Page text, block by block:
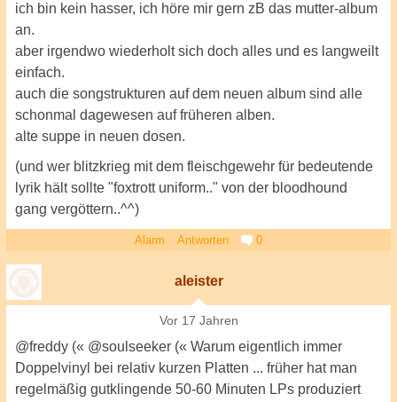
ich bin kein hasser, ich höre mir gern zB das mutter-album
an.
aber irgendwo wiederholt sich doch alles und es langweilt
einfach.
auch die songstrukturen auf dem neuen album sind alle
schonmal dagewesen auf früheren alben.
alte suppe in neuen dosen.
(und wer blitzkrieg mit dem fleischgewehr für bedeutende
lyrik hält sollte "foxtrott uniform.." von der bloodhound
gang vergöttern..^^)
Alarm Antworten 0
aleister
Vor 17 Jahren
@freddy (« @soulseeker (« Warum eigentlich immer
Doppelvinyl bei relativ kurzen Platten ... früher hat man
regelmäßig gutklingende 50-60 Minuten LPs produziert